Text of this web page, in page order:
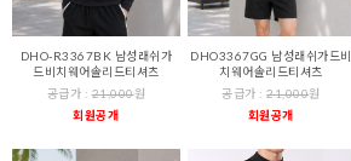
DHO-R3367BK 남성래쉬가
드비치웨어솔리드티셔츠
공급가 :21,000원
회원공개
DHO3367GG 남성래쉬가드비
치웨어솔리드티셔츠
공급가 :21,000원
회원공개